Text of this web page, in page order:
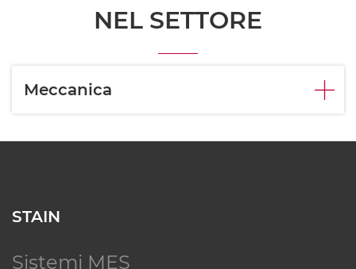
NEL SETTORE
Meccanica
STAIN
Sistemi MES